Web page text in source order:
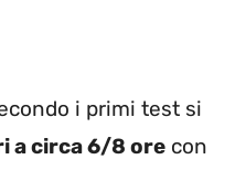
i primi test si
a circa 6/8 ore con